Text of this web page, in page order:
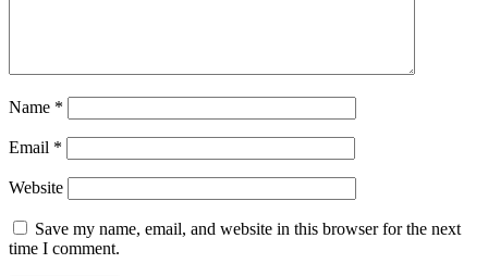
Name *
Email *
Website
Save my name, email, and website in this browser for the next
time I comment.